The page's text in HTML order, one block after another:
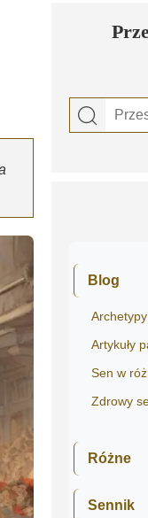
Blog
Artykuły
Sen w
Zdrowy
Różne
Sennik